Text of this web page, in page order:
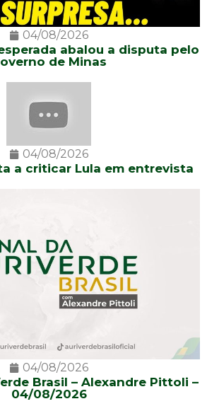
04/08/2026
abalou a disputa pelo
de Minas
04/08/2026
a criticar Lula em entrevista
04/08/2026
Brasil – Alexandre Pittoli –
04/08/2026